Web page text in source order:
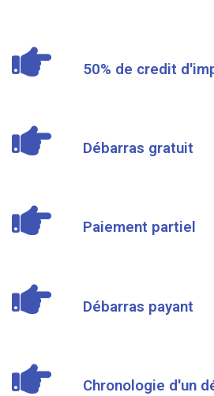
50% de credit
Débarras gratuit
Paiement partiel
Débarras payant
Chronologie d'un